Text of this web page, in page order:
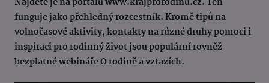
funguje jako přehledný rozcestník. Kromě tipů na
volnočasové aktivity, kontakty na různé druhy pomoci i
inspiraci pro rodinný život jsou populární rovněž
bezplatné webináře O rodině a vztazích.